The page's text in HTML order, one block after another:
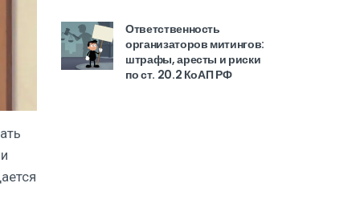
Ответственность
организаторов митингов:
штрафы, аресты и риски
по ст. 20.2 КоАП РФ